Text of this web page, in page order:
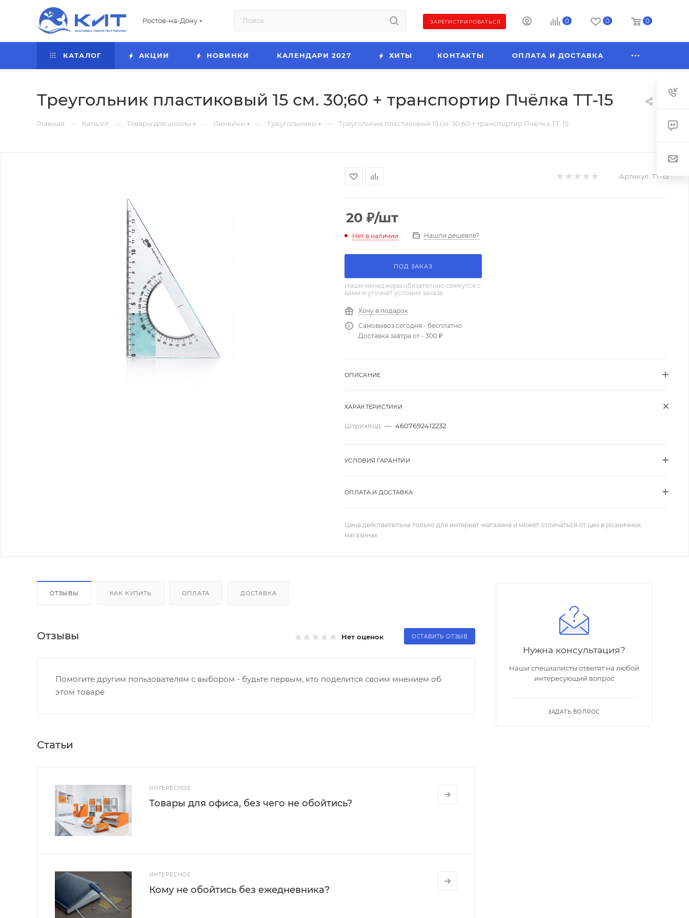
Ростов-на-Дону ЗАРЕГИСТРИРОВАТЬСЯ 0 0 0
КАТАЛОГ АКЦИИ НОВИНКИ КАЛЕНДАРИ 2027 ХИТЫ КОНТАКТЫ ОПЛАТА И ДОСТАВКА
Треугольник пластиковый 15 см. 30;60 + транспортир Пчёлка ТТ-15
Главная — Каталог — Товары для школы — Линейки — Треугольники — Треугольник пластиковый 15 см. 30;60 + транспортир Пчёлка ТТ-15
Артикул: ТТ-15
20 ₽/шт
Нет в наличии Нашли дешевле?
ПОД ЗАКАЗ
Наши менеджеры обязательно свяжутся с
вами и уточнят условия заказа
Хочу в подарок
Самовывоз сегодня - бесплатно
Доставка завтра от - 300 ₽
ОПИСАНИЕ
ХАРАКТЕРИСТИКИ
ШтрихКод — 4607692412232
УСЛОВИЯ ГАРАНТИИ
ОПЛАТА И ДОСТАВКА
Цена действительна только для интернет-магазина и может отличаться от цен в розничных
магазинах
ОТЗЫВЫ КАК КУПИТЬ ОПЛАТА ДОСТАВКА
Отзывы Нет оценок ОСТАВИТЬ ОТЗЫВ
Помогите другим пользователям с выбором - будьте первым, кто поделится своим мнением об
этом товаре
Статьи
ИНТЕРЕСНОЕ
Товары для офиса, без чего не обойтись?
ИНТЕРЕСНОЕ
Кому не обойтись без ежедневника?
Нужна консультация?
Наши специалисты ответят на любой
интересующий вопрос
ЗАДАТЬ ВОПРОС